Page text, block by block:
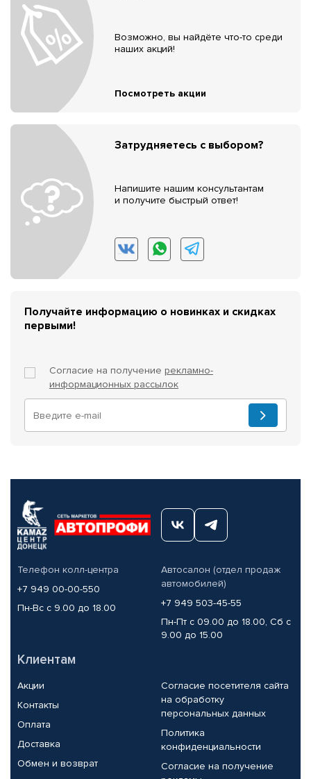
Возможно, вы найдёте что-то среди
наших акций!
Посмотреть акции
Затрудняетесь с выбором?
Напишите нашим консультантам
и получите быстрый ответ!
Получайте информацию о новинках и скидках
первыми!
Согласие на получение рекламно-
информационных рассылок
Телефон колл-центра
+7 949 00-00-550
Пн-Вс с 9.00 до 18.00
Автосалон (отдел продаж
автомобилей)
+7 949 503-45-55
Пн-Пт с 09.00 до 18.00, Сб с
9.00 до 15.00
Клиентам
Акции
Контакты
Оплата
Доставка
Обмен и возврат
Согласие посетителя сайта
на обработку
персональных данных
Политика
конфиденциальности
Согласие на получение